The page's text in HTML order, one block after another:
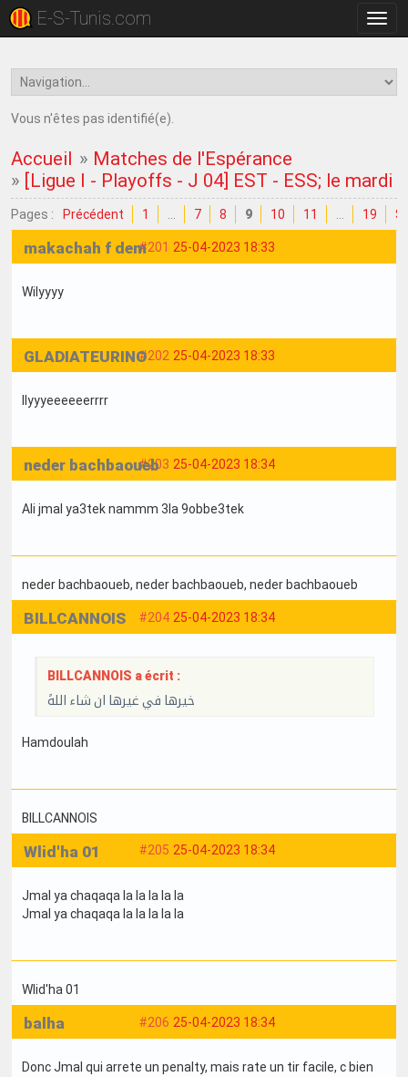
la
E-S-Tunis.com
Vous n'êtes pas identifié(e).
Accueil » Matches de l'Espérance
» [Ligue I - Playoffs - J 04] EST - ESS; le mardi
Pages : Précédent 1 7 8 9 10 11 19
#201 25-04-2023 18:33
makachah f dem
Wilyyyy
#202 25-04-2023 18:33
GLADIATEURINO
Ilyyyeeeeeerrrr
#203 25-04-2023 18:34
neder bachbaoueb
Ali jmal ya3tek nammm 3la 9obbe3tek
neder bachbaoueb, neder bachbaoueb, neder bachbaoueb
#204 25-04-2023 18:34
BILLCANNOIS
BILLCANNOIS a écrit :
خيرها في غيرها ان شاء اللهً
Hamdoulah
BILLCANNOIS
#205 25-04-2023 18:34
Wlid'ha 01
Jmal ya chaqaqa la la la la la
Jmal ya chaqaqa la la la la la
Wlid'ha 01
#206 25-04-2023 18:34
balha
Donc Jmal qui arrete un penalty, mais rate un tir facile, c bien